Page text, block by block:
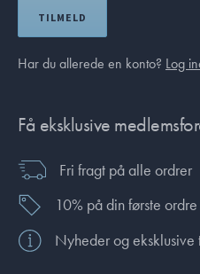
TILMELD
Har du allerede en konto? Log
Få eksklusive
Fri fragt på alle ordrer
10% på din første ordre
Nyheder og eksklusive